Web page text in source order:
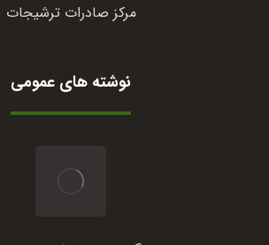
مرکز صادرات ترشیجات
نوشته های عمومی